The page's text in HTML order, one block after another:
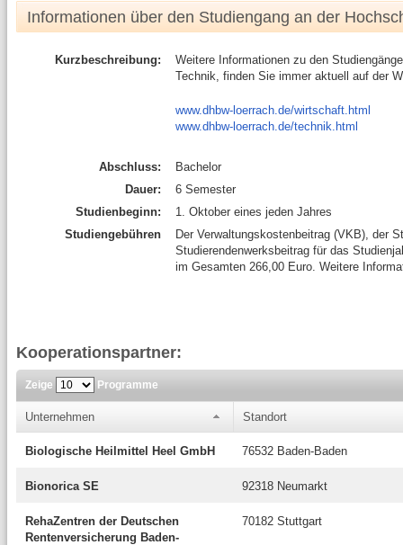
Informationen über den Studiengang an der
Kurzbeschreibung:
Weitere Informationen zu den
Technik, finden Sie immer aktuell auf der
www.dhbw-loerrach.de/wirtschaft.html
www.dhbw-loerrach.de/technik.html
Abschluss:
Bachelor
Dauer:
6 Semester
Studienbeginn:
1. Oktober eines jeden Jahres
Studiengebühren
Der Verwaltungskostenbeitrag (VKB), der
Studierendenwerksbeitrag für das
im Gesamten 266,00 Euro. Weitere
Kooperationspartner:
Zeige Programme
Unternehmen Standort
Biologische Heilmittel Heel GmbH 76532 Baden-Baden
Bionorica SE 92318 Neumarkt
RehaZentren der Deutschen
Rentenversicherung Baden-
70182 Stuttgart